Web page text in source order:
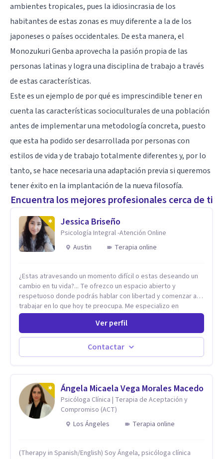
ambientes tropicales, pues la idiosincrasia de los
habitantes de estas zonas es muy diferente a la de los
japoneses o países occidentales. De esta manera, el
Monozukuri Genba aprovecha la pasión propia de las
personas latinas y logra una disciplina de trabajo a través
de estas características.
Este es un ejemplo de por qué es imprescindible tener en
cuenta las características socioculturales de una población
antes de implementar una metodología concreta, puesto
que esta ha podido ser desarrollada por personas con
estilos de vida y de trabajo totalmente diferentes y, por lo
tanto, se hace necesaria una adaptación previa si queremos
tener éxito en la implantación de la nueva filosofía.
Encuentra los mejores profesionales cerca de ti
Jessica Briseño
Psicología Integral -Atención Online
Austin
Terapia online
¿Estas atravesando un momento difícil o estas deseando un
cambio en tu vida?... Te ofrezco un espacio abierto y
respetuoso donde podrás hablar con libertad y comenzar a
trabajar en lo que hoy te preocupa. Me especializo en
Trastornos de Ansiedad y a lo largo de mi experiencia
profesional he acompañado a muchas Familias y Parejas con
distintas problemáticas como el manejo del estrés,
Autoestima, Gestión de la Ira, Depresión, Retos en la Crianza,
Codependencia, Celos, entre otros. Cuento con más de 12
Adolescentes y Adultos
Ver perfil
Contactar
Ángela Micaela Vega Morales Macedo
Psicóloga Clínica | Terapia de Aceptación y
Compromiso (ACT)
Los Ángeles
Terapia online
(Therapy in Spanish/English) Soy Ángela, psicóloga clínica